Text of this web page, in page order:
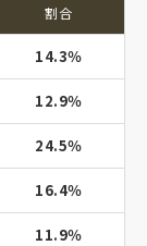
割合
14.3％
12.9％
24.5％
16.4％
11.9％